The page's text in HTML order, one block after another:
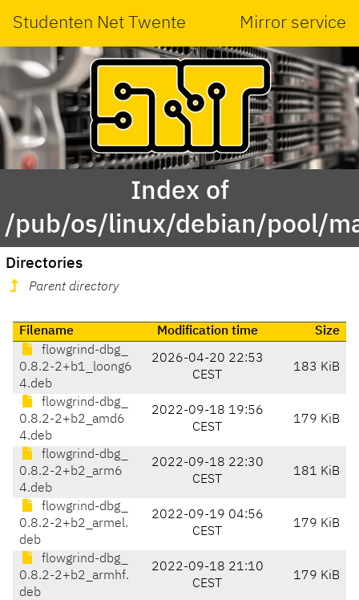
Studenten Net Twente Mirror service
Index of
/pub/os/linux/debian/pool/
Directories
Parent directory
Filename Modification time
Size
flowgrind-dbg_
0.8.2-2+b1_loong6
4.deb
2026-04-20 22:53
CEST
183 KiB
flowgrind-dbg_
0.8.2-2+b2_amd6
4.deb
2022-09-18 19:56
CEST
179 KiB
flowgrind-dbg_
0.8.2-2+b2_arm6
4.deb
2022-09-18 22:30
CEST
181 KiB
flowgrind-dbg_
0.8.2-2+b2_armel.
deb
2022-09-19 04:56
CEST
179 KiB
flowgrind-dbg_
0.8.2-2+b2_armhf.
deb
2022-09-18 21:10
CEST
179 KiB